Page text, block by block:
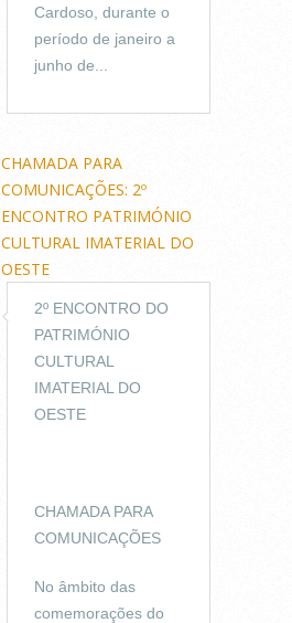
Cardoso, durante o
período de janeiro a
junho de...
CHAMADA PARA
COMUNICAÇÕES: 2º
ENCONTRO PATRIMÓNIO
CULTURAL IMATERIAL DO
OESTE
2º ENCONTRO DO
PATRIMÓNIO
CULTURAL
IMATERIAL DO
OESTE
CHAMADA PARA
COMUNICAÇÕES
No âmbito das
comemorações do